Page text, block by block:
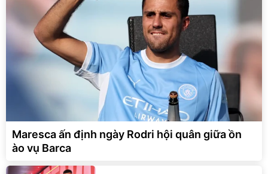
Maresca ấn định ngày Rodri hội quân giữa ồn
ào vụ Barca